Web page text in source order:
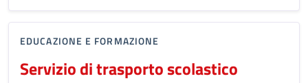
EDUCAZIONE E FORMAZIONE
Servizio di trasporto scolastico